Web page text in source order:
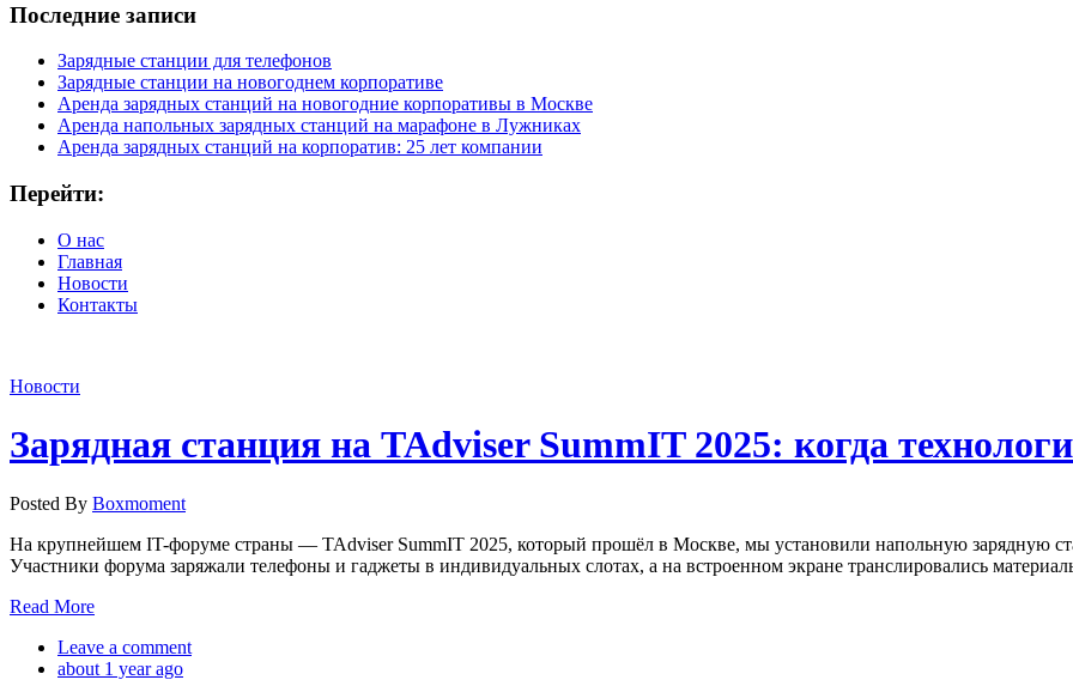
Последние записи
Зарядные станции для телефонов
Зарядные станции на новогоднем корпоративе
Аренда зарядных станций на новогодние корпоративы в Москве
Аренда напольных зарядных станций на марафоне в Лужниках
Аренда зарядных станций на корпоратив: 25 лет компании
Перейти:
О нас
Главная
Новости
Контакты
Новости
Зарядная станция на TAdviser SummIT 2025: когда
Posted By Boxmoment
На крупнейшем IT-форуме страны — TAdviser SummIT 2025, который прошёл в Москве, мы установили напольную зарядную
Участники форума заряжали телефоны и гаджеты в индивидуальных слотах, а на встроенном экране транслировались
Read More
Leave a comment
about 1 year ago